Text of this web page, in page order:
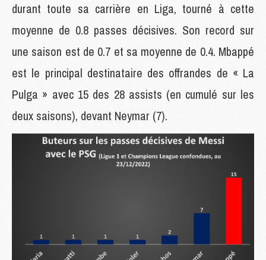
durant toute sa carrière en Liga, tourné à cette
moyenne de 0.8 passes décisives. Son record sur
une saison est de 0.7 et sa moyenne de 0.4. Mbappé
est le principal destinataire des offrandes de « La
Pulga » avec 15 des 28 assists (en cumulé sur les
deux saisons), devant Neymar (7).